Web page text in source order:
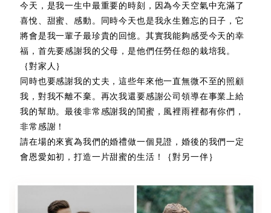
今天，是我一生中最重要的時刻，因為今天空氣中充滿了
喜悅、甜蜜、感動。同時今天也是我永生難忘的日子，它
將會是我一輩子最珍貴的回憶。其實我能夠感受今天的幸
福，首先要感謝我的父母，是他們任勞任怨的栽培我。
｛對家人｝
同時也要感謝我的丈夫，這些年來他一直無微不至的照顧
我，對我不離不棄。再次我還要感謝公司領導在事業上給
我的幫助。最後非常感謝我的閨蜜，風裡雨裡都有你們，
非常感謝！
請在場的來賓為我們的婚禮做一個見證，婚後的我們一定
會恩愛如初，打造一片甜蜜的生活！｛對另一伴｝